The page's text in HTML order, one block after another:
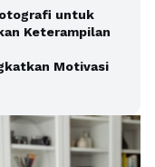
untuk
Keterampilan
Motivasi